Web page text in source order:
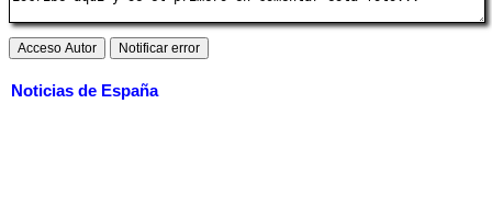
Noticias de España